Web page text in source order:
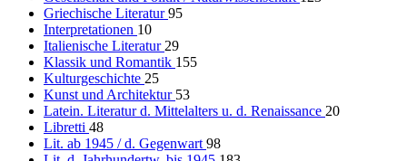
Griechische Literatur95
Interpretationen 10
Italienische Literatur 29
Klassik und Romantik 155
Kulturgeschichte 25
Kunst und Architektur 53
Latein. Literatur d. Mittelalters u. d. Renaissance 20
Libretti 48
Lit. ab 1945 / d. Gegenwart 98